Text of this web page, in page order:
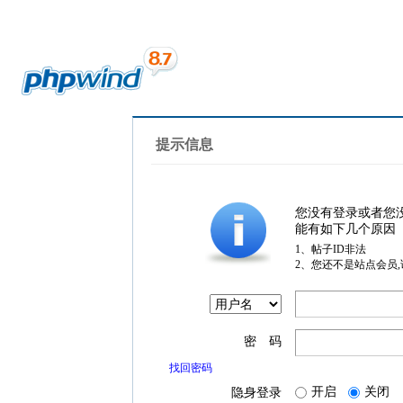
提示信息
您没有登录或者您
能有如下几个原因
1、帖子ID非法
2、您还不是站点会员
密 码
找回密码
隐身登录 开启 关闭